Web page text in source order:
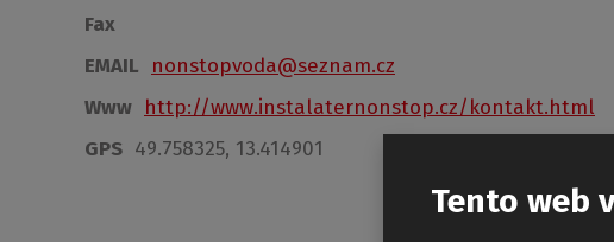
Fax
EMAIL
nonstopvoda@seznam.cz
Www http://www.instalaternonstop.cz/kontakt.html
GPS 49.758325, 13.414901
Tento web